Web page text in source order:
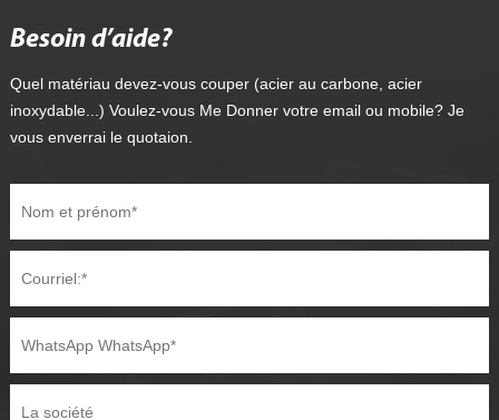
Besoin d’aide?
Quel matériau devez-vous couper (acier au carbone, acier
inoxydable...) Voulez-vous Me Donner votre email ou mobile? Je
vous enverrai le quotaion.